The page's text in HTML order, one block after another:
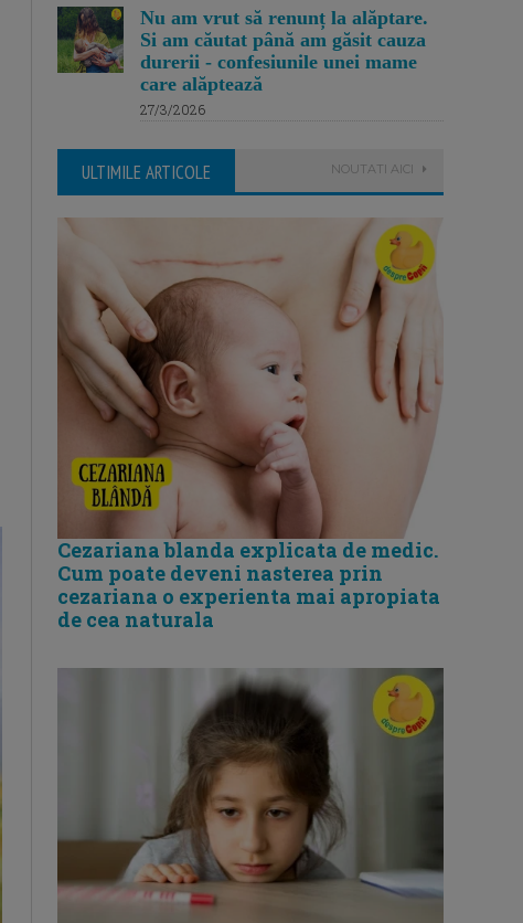
Nu am vrut să renunț la alăptare.
Si am căutat până am găsit cauza
durerii - confesiunile unei mame
care alăptează
27/3/2026
ULTIMILE ARTICOLE NOUTATI AICI
Cezariana blanda explicata de medic.
Cum poate deveni nasterea prin
cezariana o experienta mai apropiata
de cea naturala